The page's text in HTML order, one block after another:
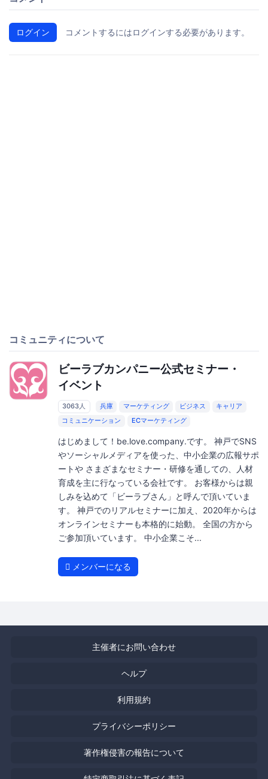
ログイン コメントするにはログインする必要があります。
コミュニティについて
ビーラブカンパニー公式セミナー・
イベント
3063人 兵庫 マーケティング ビジネス
キャリア
コミュニケーション
ECマーケティング
はじめまして！be.love.company.です。 神戸でSNS
やソーシャルメディアを使った、中小企業の広報サポ
ートや さまざまなセミナー・研修を通しての、人材
育成を主に行なっている会社です。 お客様からは親
しみを込めて「ビーラブさん」と呼んで頂いていま
す。 神戸でのリアルセミナーに加え、2020年からは
オンラインセミナーも本格的に始動。 全国の方から
ご参加頂いています。 中小企業こそ...
メンバーになる
主催者にお問い合わせ
ヘルプ
利用規約
プライバシーポリシー
著作権侵害の報告について